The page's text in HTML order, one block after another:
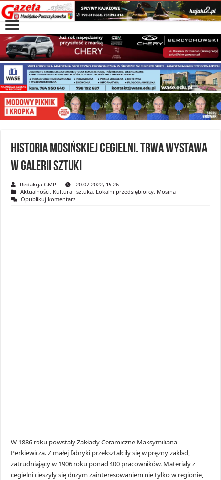
Historia mosińskiej Cegielni. Trwa wystawa
w Galerii Sztuki
Redakcja GMP
20.07.2022, 15:26
Aktualności, Kultura i sztuka, Lokalni przedsiębiorcy, Mosina
Opublikuj komentarz
W 1886 roku powstały Zakłady Ceramiczne Maksymiliana
Perkiewicza. Z małej fabryki przekształciły się w prężny zakład,
zatrudniający w 1906 roku ponad 400 pracowników. Materiały z
cegielni cieszyły się dużym zainteresowaniem nie tylko w regionie,